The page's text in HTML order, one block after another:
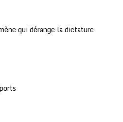
qui dérange la dictature